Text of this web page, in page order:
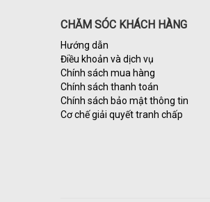
CHĂM SÓC KHÁCH HÀNG
Hướng dẫn
Điều khoản và dịch vụ
Chính sách mua hàng
Chính sách thanh toán
Chính sách bảo mật thông tin
Cơ chế giải quyết tranh chấp